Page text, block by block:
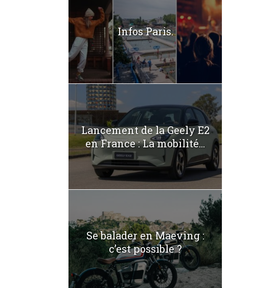
Infos Paris.
Lancement de la Geely E2
en France : La mobilité...
Se balader en Maeving :
c’est possible ?